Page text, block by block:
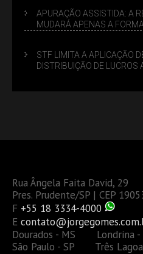
APURAÇÃO ASSISTIDA: A
MUDARÁ APENAS A
STF LIMITA A APLICAÇÃO
DISTRIBUIÇÃO DE LUCROS
Rua Ângela Faita David, 29
Pres. Prudente/SP | CEP
F +55 18 3334-4000
E
Dourados - MS Londrina
São Paulo - SP Três